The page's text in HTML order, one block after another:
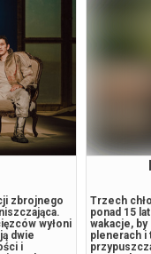
zbrojnego
wyłoni
dwie
i
Trzech
ponad 15
wakacje,
plenerach i